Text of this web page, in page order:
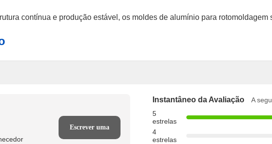
contínua e produção estável, os moldes de alumínio para rotomoldagem
Escrever uma
Instantâneo da Avaliação
A
5
estrelas
4
estrelas